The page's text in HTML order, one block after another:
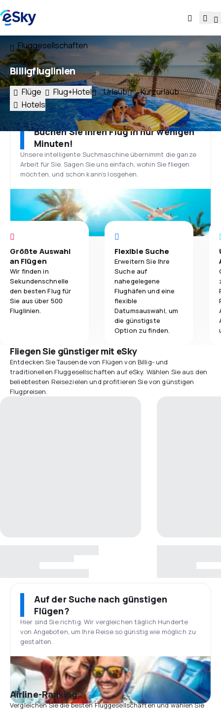
Fluggesellschaften
Billigfluglinien
Flüge Flug+Hotel Urlaub
Kurzurlaub
Hotels
Buchen Sie Ihren Flug in nur wenigen
Minuten!
Unsere intelligente Suchmaschine übernimmt die ganze
Arbeit für Sie. Sagen Sie uns einfach, wohin Sie fliegen
möchten, und schon kann’s losgehen.
Größte Auswahl
an Flügen
Wir finden in
Sekundenschnelle
den besten Flug für
Sie aus über 500
Fluglinien.
Flexible Suche
Erweitern Sie Ihre
Suche auf
nahegelegene
Flughäfen und eine
flexible
Datumsauswahl, um
die günstigste
Option zu finden.
Fliegen Sie günstiger mit eSky
Entdecken Sie Tausende von Flügen von Billig- und
traditionellen Fluggesellschaften auf eSky. Wählen Sie aus den
beliebtesten Reisezielen und profitieren Sie von günstigen
Flugpreisen.
Auf der Suche nach günstigen
Flügen?
Hier sind Sie richtig. Wir vergleichen täglich Hunderte
von Angeboten, um Ihre Reise so günstig wie möglich zu
gestalten.
Airline-Ranking
Vergleichen Sie die besten Fluggesellschaften und wählen Sie